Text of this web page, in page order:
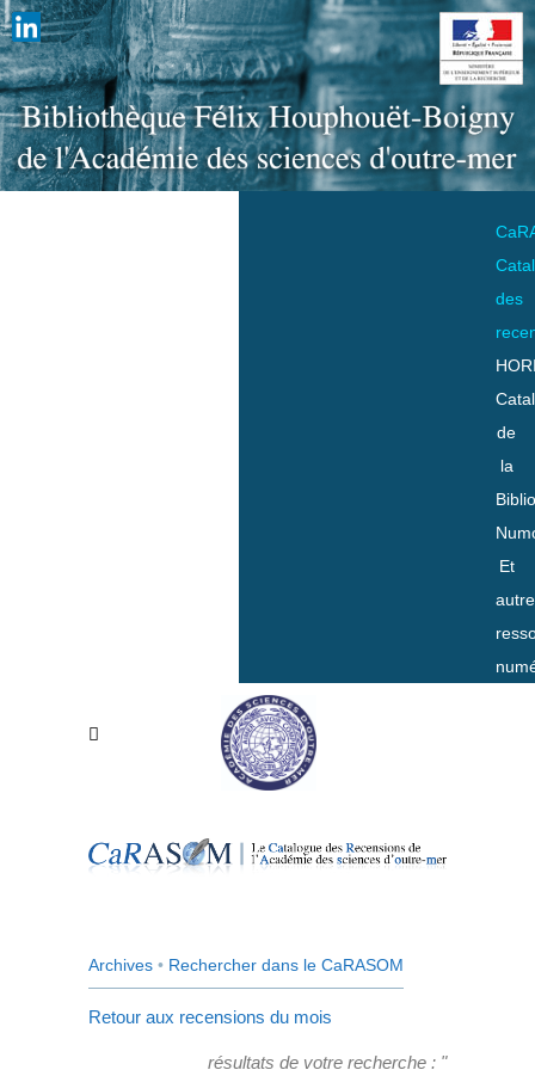
des
de
la
Et
Archives • Rechercher dans le CaRASOM
Retour aux recensions du mois
résultats de votre recherche : "